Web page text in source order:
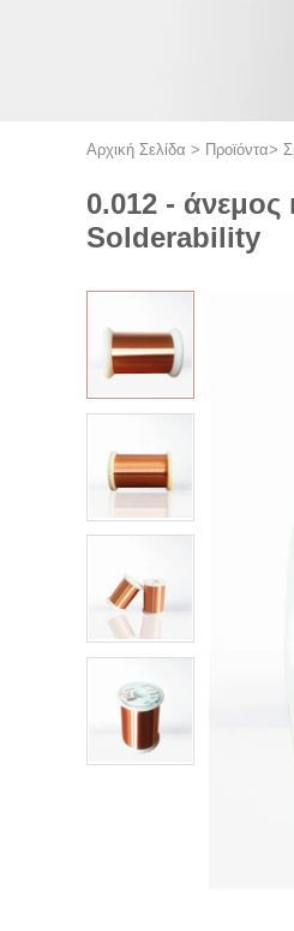
Αρχική Σελίδα > Προϊόντα>
0.012 -
Solderability